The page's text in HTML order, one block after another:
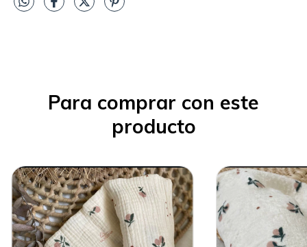
Para comprar con este
producto